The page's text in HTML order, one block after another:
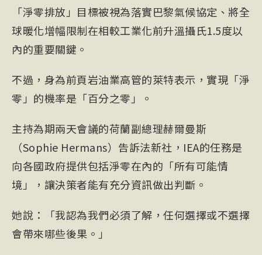
「淨零排放」目標被視為落實巴黎氣候協定 、將全
球暖化增幅限制在相較工業化前升溫攝氏1.5度以
內的重要關鍵。
不過，身為前頁岩油業高管的萊特表示，實現「淨
零」的機率是「百分之零」。
主持為期兩天會議的荷蘭副總理赫爾曼斯
（Sophie Hermans）告訴法新社，IEA的任務是
向各國政府提供包括淨零在內的「所有可能情
境」，讓決策者能有充分資訊做出判斷。
她說：「我認為我們必須了解，任何選擇或不選擇
會帶來哪些後果。」